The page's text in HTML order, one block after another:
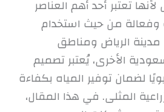
تعتبر أحد أهم العناصر
من حيث استخدام
مدينة الرياض ومناطق
الأخرى، يُعتبر تصميم
لضمان توفير المياه بكفاءة
المثلى. في هذا المقال،